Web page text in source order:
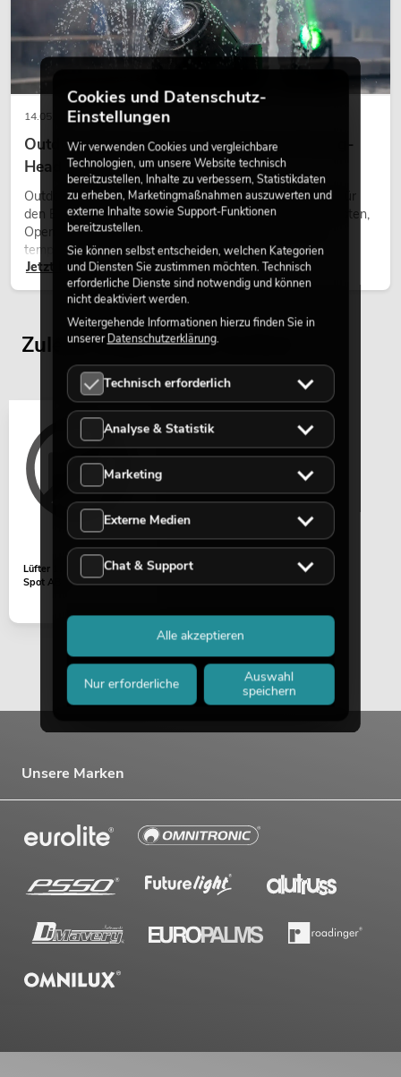
14.05.2026
Outdoor Moving-Heads: Wetterfeste Moving-
Heads bei Events
Outdoor Moving-Heads sind bewegliche Scheinwerfer für
den Einsatz im Freien. Sie werden bei Festivals, Stadtfesten,
Open-Air-Konzerten, Architekturinszenierungen und
temporären Außeninstallationen eingesetzt.
Jetzt lesen
Zuletzt angesehene Artikel
Lüfter 12V LED RETRO 6
Spot ABL
Unsere Marken
Cookies und Datenschutz-
Einstellungen
Wir verwenden Cookies und vergleichbare
Technologien, um unsere Website technisch
bereitzustellen, Inhalte zu verbessern, Statistikdaten
zu erheben, Marketingmaßnahmen auszuwerten und
externe Inhalte sowie Support-Funktionen
bereitzustellen.
Sie können selbst entscheiden, welchen Kategorien
und Diensten Sie zustimmen möchten. Technisch
erforderliche Dienste sind notwendig und können
nicht deaktiviert werden.
Weitergehende Informationen hierzu finden Sie in
unsererDatenschutzerklärung.
Technisch erforderlich
Analyse & Statistik
Marketing
Externe Medien
Chat & Support
Nur erforderliche
Auswahl
speichern
Alle akzeptieren